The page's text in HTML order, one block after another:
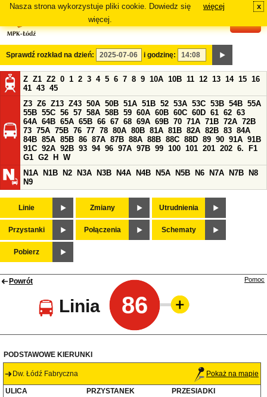
Nasza strona wykorzystuje pliki cookie. Dowiedz się
więcej.
więcej x
Sprawdź rozkład na dzień: i godzinę:
Z Z1 Z2 0 1 2 3 4 5 6 7 8 9 10A 10B 11 12 13 14 15 16
41 43 45
Z3 Z6 Z13 Z43 50A 50B 51A 51B 52 53A 53C 53B 54B 55A
55B 55C 56 57 58A 58B 59 60A 60B 60C 60D 61 62 63
64A 64B 65A 65B 66 67 68 69A 69B 70 71A 71B 72A 72B
73 75A 75B 76 77 78 80A 80B 81A 81B 82A 82B 83 84A
84B 85A 85B 86 87A 87B 88A 88B 88C 88D 89 90 91A 91B
91C 92A 92B 93 94 96 97A 97B 99 100 101 201 202 6.
F1
G1 G2 H
W
N1A
N1B N2 N3A N3B N4A N4B N5A N5B N6 N7A N7B
N8
N9
Linie Zmiany Utrudnienia
Przystanki Połączenia Schematy
Pobierz
Powrót
Linia 86
Pomoc
PODSTAWOWE KIERUNKI
Dw. Łódź Fabryczna Pokaż na mapie
ULICA PRZYSTANEK
PRZESIADKI